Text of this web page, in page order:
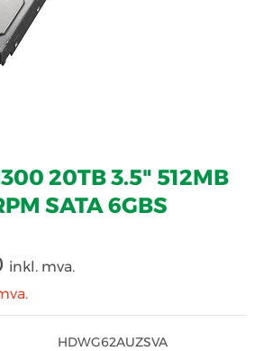
20TB 3.5" 512MB
SATA 6GBS
inkl. mva.
HDWG62AUZSVA